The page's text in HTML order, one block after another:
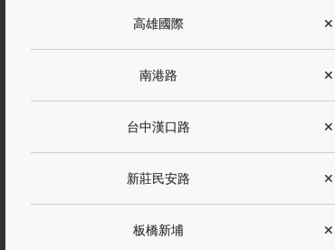
高雄國際 ✕
南港路 ✕
台中漢口路 ✕
新莊民安路 ✕
板橋新埔 ✕